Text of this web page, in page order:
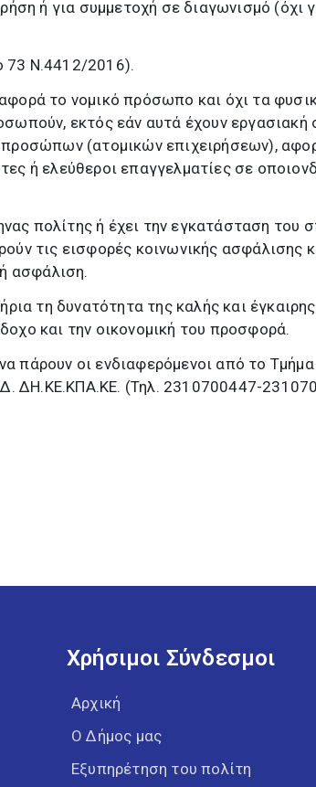
ή για συμμετοχή σε διαγωνισμό (όχι
73 Ν.4412/2016).
το νομικό πρόσωπο και όχι τα
εκτός εάν αυτά έχουν εργασιακή
(ατομικών επιχειρήσεων),
ή ελεύθεροι επαγγελματίες σε
πολίτης ή έχει την εγκατάσταση του
τις εισφορές κοινωνικής ασφάλισης
ασφάλιση.
τη δυνατότητα της καλής και έγκαιρης
και την οικονομική του προσφορά.
πάρουν οι ενδιαφερόμενοι από το Τμήμα
ΔΗ.ΚΕ.ΚΠΑ.ΚΕ. (Τηλ. 2310700447-
Χρήσιμοι Σύνδεσμοι
Αρχική
Ο Δήμος μας
Εξυπηρέτηση του πολίτη